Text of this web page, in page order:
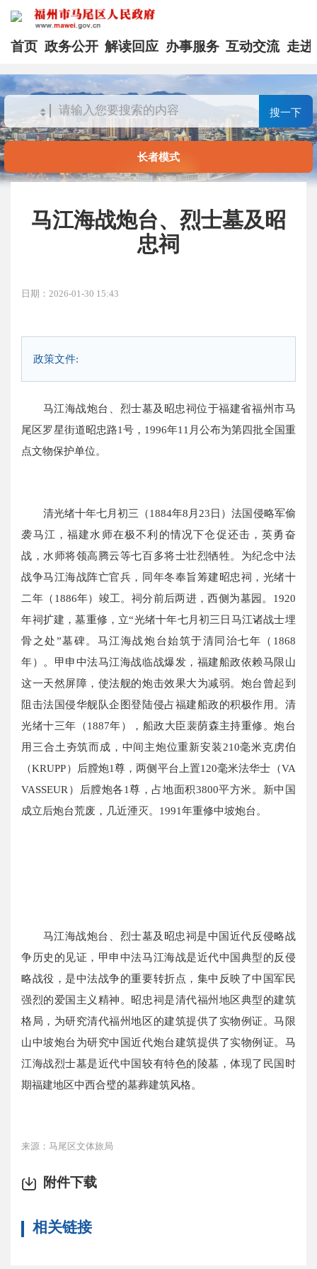
首页 政务公开 解读回应 办事服务 互动交流 走进
搜一下
长者模式
马江海战炮台、烈士墓及昭
忠祠
日期：2026-01-30 15:43
政策文件:
马江海战炮台、烈士墓及昭忠祠位于福建省福州市马
尾区罗星街道昭忠路1号，1996年11月公布为第四批全国重
点文物保护单位。
清光绪十年七月初三（1884年8月23日）法国侵略军偷
袭马江，福建水师在极不利的情况下仓促还击，英勇奋
战，水师将领高腾云等七百多将士壮烈牺牲。为纪念中法
战争马江海战阵亡官兵，同年冬奉旨筹建昭忠祠，光绪十
二年（1886年）竣工。祠分前后两进，西侧为墓园。1920
年祠扩建，墓重修，立“光绪十年七月初三日马江诸战士埋
骨之处”墓碑。马江海战炮台始筑于清同治七年（1868
年）。甲申中法马江海战临战爆发，福建船政依赖马限山
这一天然屏障，使法舰的炮击效果大为减弱。炮台曾起到
阻击法国侵华舰队企图登陆侵占福建船政的积极作用。清
光绪十三年（1887年），船政大臣裴荫森主持重修。炮台
用三合土夯筑而成，中间主炮位重新安装210毫米克虏伯
（KRUPP）后膛炮1尊，两侧平台上置120毫米法华士（VA
VASSEUR）后膛炮各1尊，占地面积3800平方米。新中国
成立后炮台荒废，几近湮灭。1991年重修中坡炮台。
马江海战炮台、烈士墓及昭忠祠是中国近代反侵略战
争历史的见证，甲申中法马江海战是近代中国典型的反侵
略战役，是中法战争的重要转折点，集中反映了中国军民
强烈的爱国主义精神。昭忠祠是清代福州地区典型的建筑
格局，为研究清代福州地区的建筑提供了实物例证。马限
山中坡炮台为研究中国近代炮台建筑提供了实物例证。马
江海战烈士墓是近代中国较有特色的陵墓，体现了民国时
期福建地区中西合璧的墓葬建筑风格。
来源：马尾区文体旅局
附件下载
相关链接